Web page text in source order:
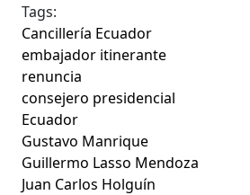
Tags:
Cancillería Ecuador
embajador itinerante
renuncia
consejero presidencial
Ecuador
Gustavo Manrique
Guillermo Lasso Mendoza
Juan Carlos Holguín